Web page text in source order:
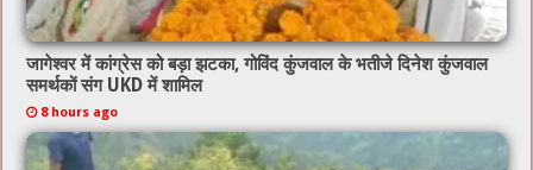
जागेश्वर में कांग्रेस को बड़ा झटका, गोविंद कुंजवाल के भतीजे दिनेश कुंजवाल
समर्थकों संग UKD में शामिल
8 hours ago